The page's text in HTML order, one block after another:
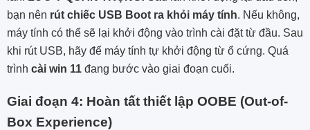
bạn nên rút chiếc USB Boot ra khỏi máy tính. Nếu không,
máy tính có thể sẽ lại khởi động vào trình cài đặt từ đầu. Sau
khi rút USB, hãy để máy tính tự khởi động từ ổ cứng. Quá
trình cài win 11 đang bước vào giai đoạn cuối.
Giai đoạn 4: Hoàn tất thiết lập OOBE (Out-of-
Box Experience)